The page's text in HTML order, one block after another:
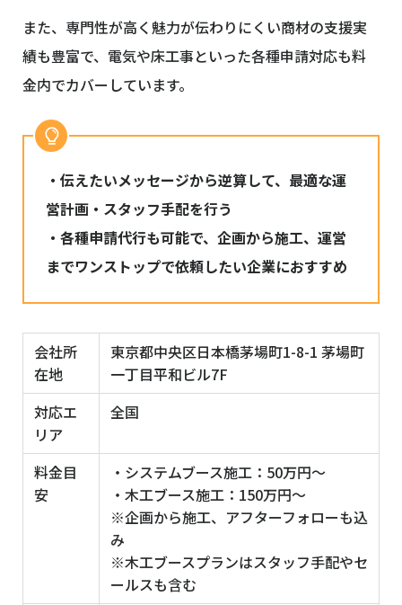
また、専門性が高く魅力が伝わりにくい商材の支援実
績も豊富で、電気や床工事といった各種申請対応も料
金内でカバーしています。
・伝えたいメッセージから逆算して、最適な運
営計画・スタッフ手配を行う
・各種申請代行も可能で、企画から施工、運営
までワンストップで依頼したい企業におすすめ
会社所
在地
東京都中央区日本橋茅場町1-8-1 茅場町
一丁目平和ビル7F
対応エ
リア
全国
料金目
安
・システムブース施工：50万円〜
・木工ブース施工：150万円〜
※企画から施工、アフターフォローも込
み
※木工ブースプランはスタッフ手配やセ
ールスも含む